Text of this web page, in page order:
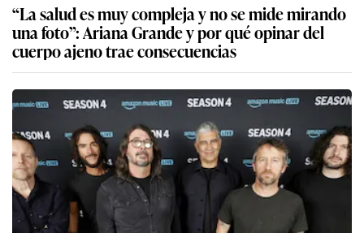
“La salud es muy compleja y no se mide mirando
una foto”: Ariana Grande y por qué opinar del
cuerpo ajeno trae consecuencias